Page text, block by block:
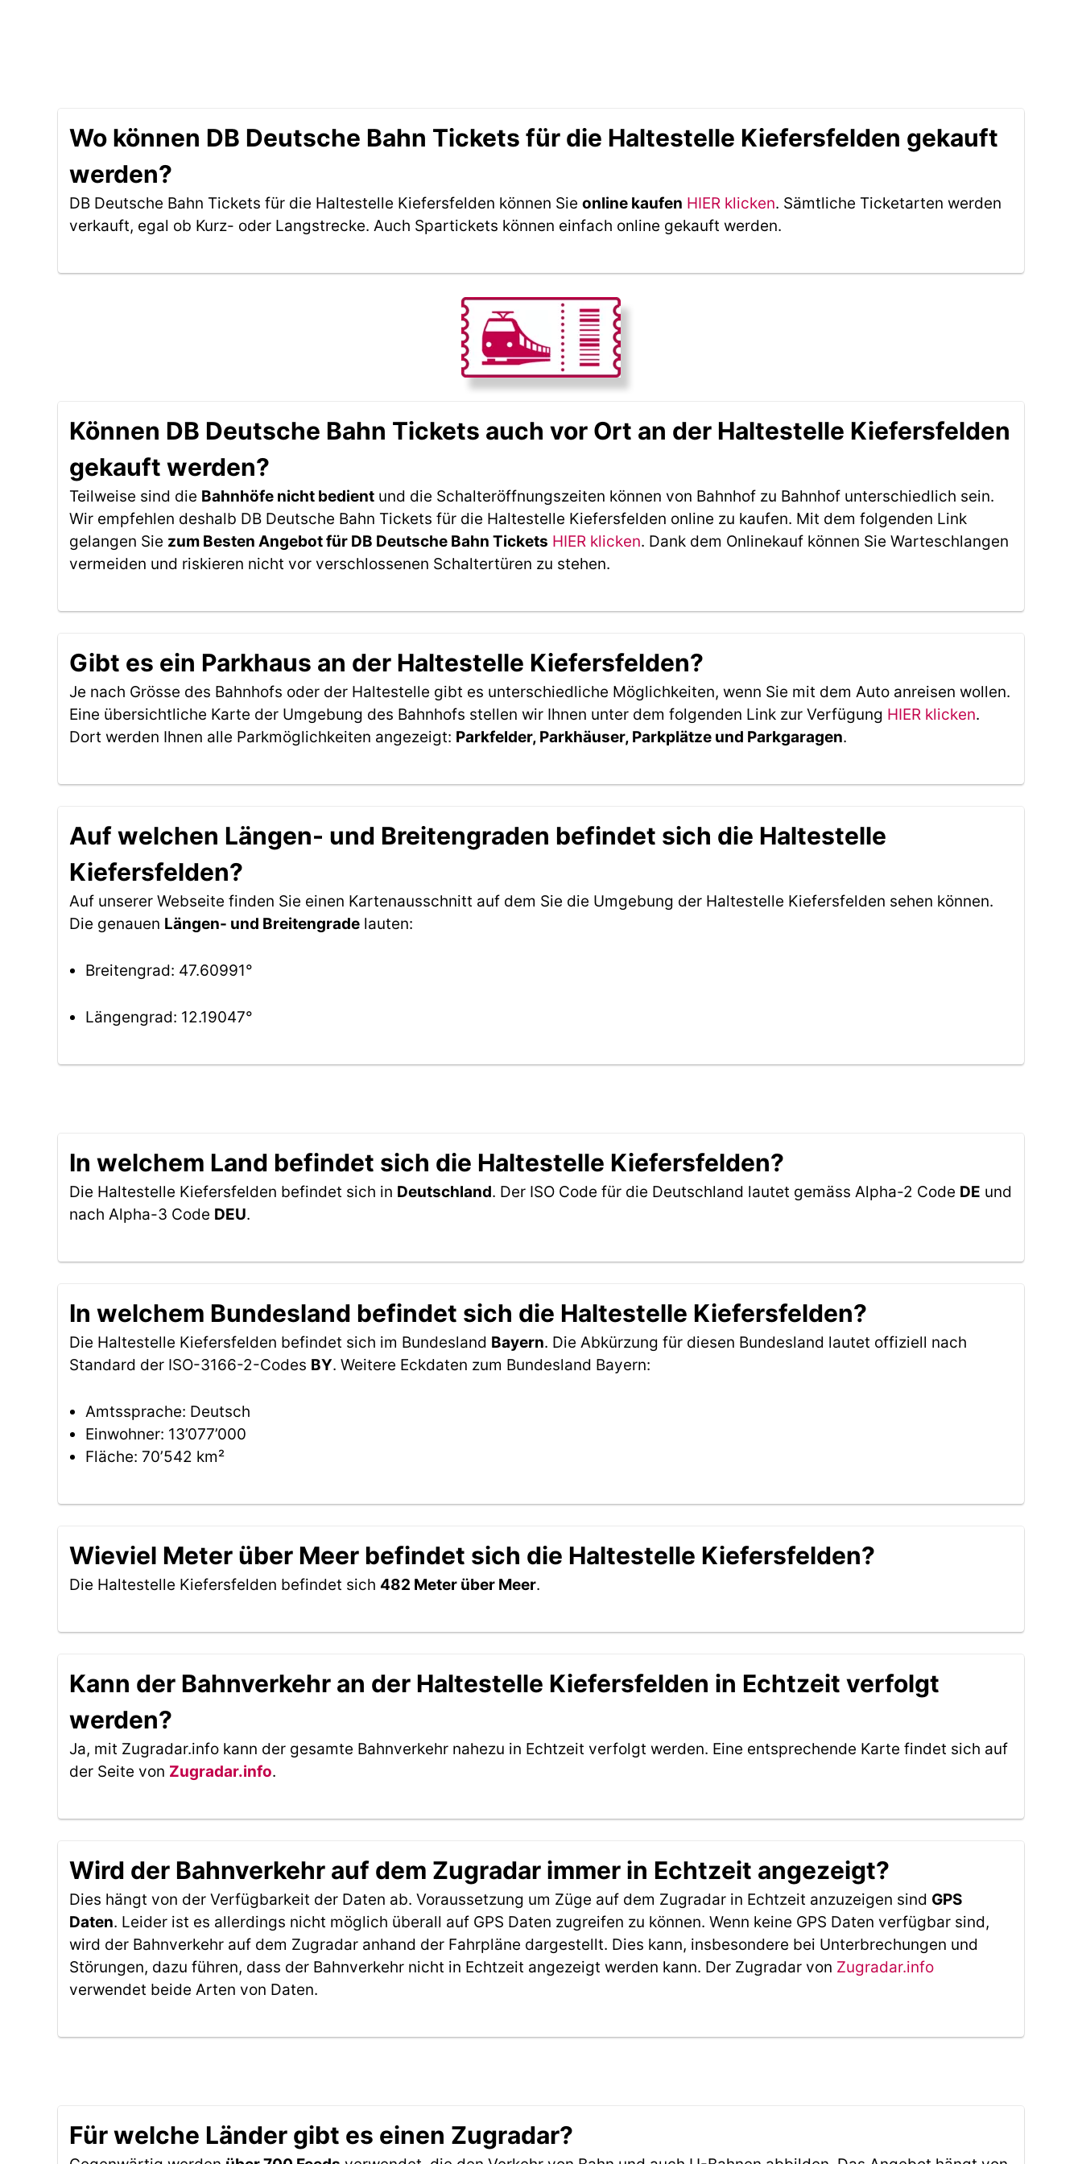
Wo können DB Deutsche Bahn Tickets für die Haltestelle Kiefersfelden gekauft
werden?
DB Deutsche Bahn Tickets für die Haltestelle Kiefersfelden können Sie online kaufen HIER klicken. Sämtliche Ticketarten werden
verkauft, egal ob Kurz- oder Langstrecke. Auch Spartickets können einfach online gekauft werden.
Können DB Deutsche Bahn Tickets auch vor Ort an der Haltestelle Kiefersfelden
gekauft werden?
Teilweise sind die Bahnhöfe nicht bedient und die Schalteröffnungszeiten können von Bahnhof zu Bahnhof unterschiedlich sein.
Wir empfehlen deshalb DB Deutsche Bahn Tickets für die Haltestelle Kiefersfelden online zu kaufen. Mit dem folgenden Link
gelangen Sie zum Besten Angebot für DB Deutsche Bahn Tickets HIER klicken. Dank dem Onlinekauf können Sie Warteschlangen
vermeiden und riskieren nicht vor verschlossenen Schaltertüren zu stehen.
Gibt es ein Parkhaus an der Haltestelle Kiefersfelden?
Je nach Grösse des Bahnhofs oder der Haltestelle gibt es unterschiedliche Möglichkeiten, wenn Sie mit dem Auto anreisen wollen.
Eine übersichtliche Karte der Umgebung des Bahnhofs stellen wir Ihnen unter dem folgenden Link zur Verfügung HIER klicken.
Dort werden Ihnen alle Parkmöglichkeiten angezeigt: Parkfelder, Parkhäuser, Parkplätze und Parkgaragen.
Auf welchen Längen- und Breitengraden befindet sich die Haltestelle
Kiefersfelden?
Auf unserer Webseite finden Sie einen Kartenausschnitt auf dem Sie die Umgebung der Haltestelle Kiefersfelden sehen können.
Die genauen Längen- und Breitengrade lauten:
Breitengrad: 47.60991°
Längengrad: 12.19047°
In welchem Land befindet sich die Haltestelle Kiefersfelden?
Die Haltestelle Kiefersfelden befindet sich in Deutschland. Der ISO Code für die Deutschland lautet gemäss Alpha-2 Code DE und
nach Alpha-3 Code DEU.
In welchem Bundesland befindet sich die Haltestelle Kiefersfelden?
Die Haltestelle Kiefersfelden befindet sich im Bundesland Bayern. Die Abkürzung für diesen Bundesland lautet offiziell nach
Standard der ISO-3166-2-Codes BY. Weitere Eckdaten zum Bundesland Bayern:
Amtssprache: Deutsch
Einwohner: 13’077’000
Fläche: 70’542 km²
Wieviel Meter über Meer befindet sich die Haltestelle Kiefersfelden?
Die Haltestelle Kiefersfelden befindet sich 482 Meter über Meer.
Kann der Bahnverkehr an der Haltestelle Kiefersfelden in Echtzeit verfolgt
werden?
Ja, mit Zugradar.info kann der gesamte Bahnverkehr nahezu in Echtzeit verfolgt werden. Eine entsprechende Karte findet sich auf
der Seite von Zugradar.info.
Wird der Bahnverkehr auf dem Zugradar immer in Echtzeit angezeigt?
Dies hängt von der Verfügbarkeit der Daten ab. Voraussetzung um Züge auf dem Zugradar in Echtzeit anzuzeigen sind GPS
Daten. Leider ist es allerdings nicht möglich überall auf GPS Daten zugreifen zu können. Wenn keine GPS Daten verfügbar sind,
wird der Bahnverkehr auf dem Zugradar anhand der Fahrpläne dargestellt. Dies kann, insbesondere bei Unterbrechungen und
Störungen, dazu führen, dass der Bahnverkehr nicht in Echtzeit angezeigt werden kann. Der Zugradar von Zugradar.info
verwendet beide Arten von Daten.
Für welche Länder gibt es einen Zugradar?